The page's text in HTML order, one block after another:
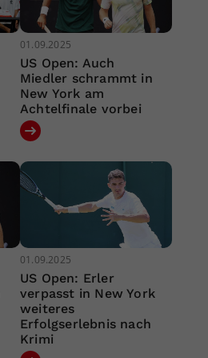
01.09.2025
US Open: Auch
Miedler schrammt in
New York am
Achtelfinale vorbei
01.09.2025
US Open: Erler
verpasst in New York
weiteres
Erfolgserlebnis nach
Krimi